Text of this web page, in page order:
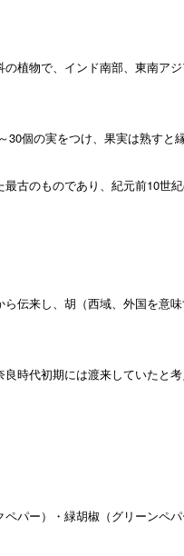
植物で、インド南部、東南ア
個の実をつけ、果実は熟すと
古のものであり、紀元前10世
伝来し、胡（西域、外国を意
時代初期には渡来していたと考
パー）・緑胡椒（グリーンペ